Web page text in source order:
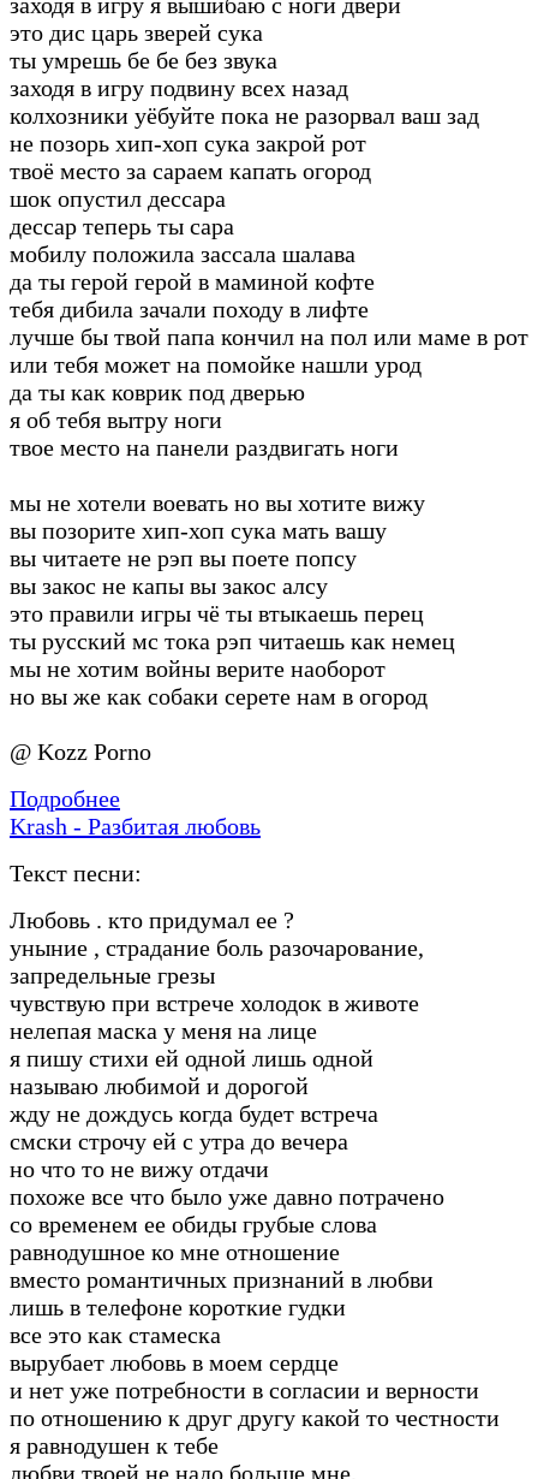
это дис царь зверей сука
ты умрешь бе бе без звука
заходя в игру подвину всех назад
колхозники уёбуйте пока не разорвал ваш зад
не позорь хип-хоп сука закрой рот
твоё место за сараем капать огород
шок опустил дессара
дессар теперь ты сара
мобилу положила зассала шалава
да ты герой герой в маминой кофте
тебя дибила зачали походу в лифте
лучше бы твой папа кончил на пол или маме в рот
или тебя может на помойке нашли урод
да ты как коврик под дверью
я об тебя вытру ноги
твое место на панели раздвигать ноги
мы не хотели воевать но вы хотите вижу
вы позорите хип-хоп сука мать вашу
вы читаете не рэп вы поете попсу
вы закос не капы вы закос алсу
это правили игры чё ты втыкаешь перец
ты русский мс тока рэп читаешь как немец
мы не хотим войны верите наоборот
но вы же как собаки серете нам в огород
@ Kozz Porno
Подробнее
Krash - Разбитая любовь
Текст песни:
Любовь . кто придумал ее ?
уныние , страдание боль разочарование,
запредельные грезы
чувствую при встрече холодок в животе
нелепая маска у меня на лице
я пишу стихи ей одной лишь одной
называю любимой и дорогой
жду не дождусь когда будет встреча
смски строчу ей с утра до вечера
но что то не вижу отдачи
похоже все что было уже давно потрачено
со временем ее обиды грубые слова
равнодушное ко мне отношение
вместо романтичных признаний в любви
лишь в телефоне короткие гудки
все это как стамеска
вырубает любовь в моем сердце
и нет уже потребности в согласии и верности
по отношению к друг другу какой то честности
я равнодушен к тебе
любви твоей не надо больше мне.